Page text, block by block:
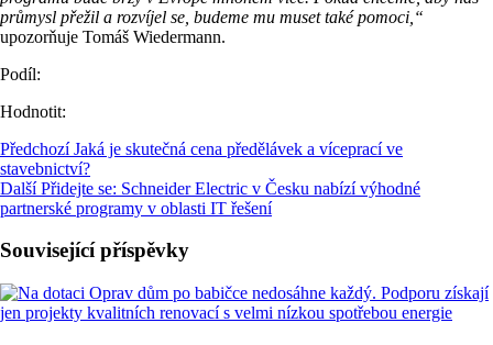
průmysl přežil a rozvíjel se, budeme mu muset také pomoci,“
upozorňuje Tomáš Wiedermann.
Podíl:
Hodnotit:
Předchozí Jaká je skutečná cena předělávek a víceprací ve
stavebnictví?
Další Přidejte se: Schneider Electric v Česku nabízí výhodné
partnerské programy v oblasti IT řešení
Související příspěvky